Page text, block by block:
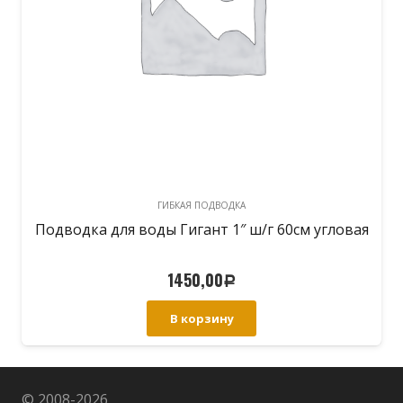
ГИБКАЯ ПОДВОДКА
Подводка для воды Гигант 1″ ш/г 60см угловая
1450,00Р
В корзину